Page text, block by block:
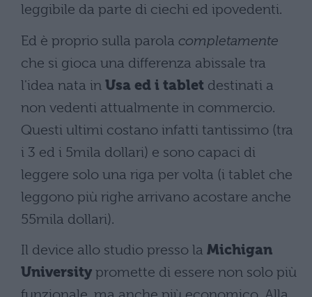
leggibile da parte di ciechi ed ipovedenti.
Ed è proprio sulla parola completamente
che si gioca una differenza abissale tra
l'idea nata in Usa ed i tablet destinati a
non vedenti attualmente in commercio.
Questi ultimi costano infatti tantissimo (tra
i 3 ed i 5mila dollari) e sono capaci di
leggere solo una riga per volta (i tablet che
leggono più righe arrivano acostare anche
55mila dollari).
Il device allo studio presso la Michigan
University promette di essere non solo più